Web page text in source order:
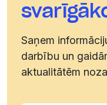
Saņem
darbību un
aktualitātēm